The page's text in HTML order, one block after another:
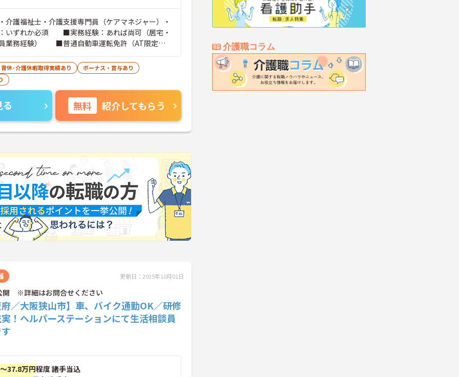
介護職コラム
護福祉士・介護支援専門員（ケアマネジャー）・
いずれか必須 ■実務経験：あれば尚可（居宅・
業務経験） ■普通自動車運転免許（AT限定
休･介護休暇取得実績あり
ボーナス・賞与あり
無料 紹介してもらう
更新日：2025年10月01日
開 ※詳細はお問合せください
／大阪狭山市】車、バイク通勤OK／研修
！ヘルパーステーションにて生活相談員
37.8万円程度 諸手当込